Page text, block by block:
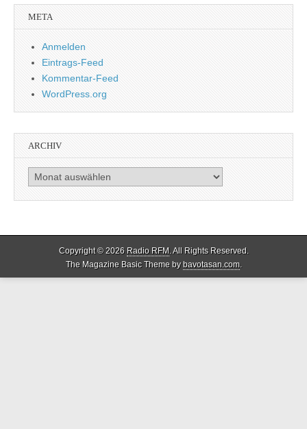
META
Anmelden
Eintrags-Feed
Kommentar-Feed
WordPress.org
ARCHIV
Archiv
Copyright © 2026 Radio RFM. All Rights Reserved.
The Magazine Basic Theme bybavotasan.com.